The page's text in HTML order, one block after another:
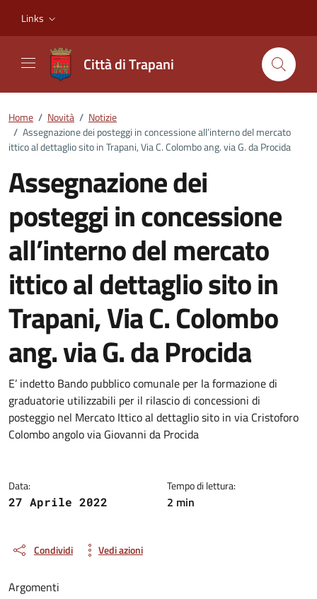
Links
Città di Trapani
Home / Novità / Notizie
/ Assegnazione dei posteggi in concessione all’interno del mercato
ittico al dettaglio sito in Trapani, Via C. Colombo ang. via G. da Procida
Assegnazione dei
posteggi in concessione
all’interno del mercato
ittico al dettaglio sito in
Trapani, Via C. Colombo
ang. via G. da Procida
Dettagli della notizia
E’ indetto Bando pubblico comunale per la formazione di
graduatorie utilizzabili per il rilascio di concessioni di
posteggio nel Mercato Ittico al dettaglio sito in via Cristoforo
Colombo angolo via Giovanni da Procida
Data:
27 Aprile 2022
Tempo di lettura:
2 min
Condividi Vedi azioni
Argomenti